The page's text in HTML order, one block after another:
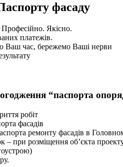
фасаду
Якісно.
платежів.
Ваш час, бережемо Ваші нерви
“паспорта
робіт
фасадів
ремонту фасадів в
– при розміщення об’єкта